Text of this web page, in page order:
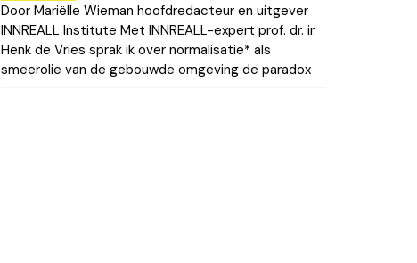
Door Mariëlle Wieman hoofdredacteur en uitgever
INNREALL Institute Met INNREALL-expert prof. dr. ir.
Henk de Vries sprak ik over normalisatie* als
smeerolie van de gebouwde omgeving de paradox